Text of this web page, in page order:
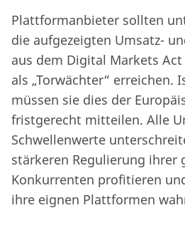
Plattformanbieter sollten
die aufgezeigten Umsatz-
aus dem Digital Markets
als „Torwächter“ erreichen.
müssen sie dies der
fristgerecht mitteilen. Alle
Schwellenwerte
stärkeren Regulierung ihrer
Konkurrenten profitieren
ihre eignen Plattformen